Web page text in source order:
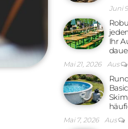
Juni
Ihr
Mai 21, 2026 Aus
Mai 7, 2026 Aus